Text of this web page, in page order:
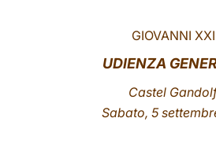
GIOVANNI
UDIENZA
Castel
Sabato, 5